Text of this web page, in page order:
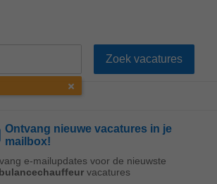
Ontvang nieuwe vacatures in je
mailbox!
e-mailupdates voor de nieuwste
vacatures